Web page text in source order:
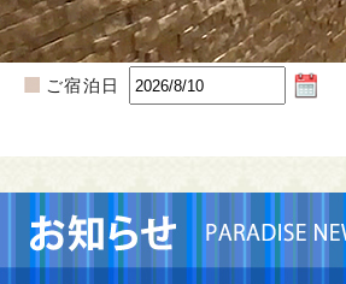
ご宿泊日